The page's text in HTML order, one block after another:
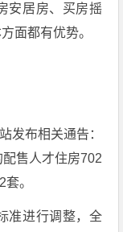
安居房、买房摇
面都有优势。
发布相关通告：
售人才住房702
。
准进行调整，全